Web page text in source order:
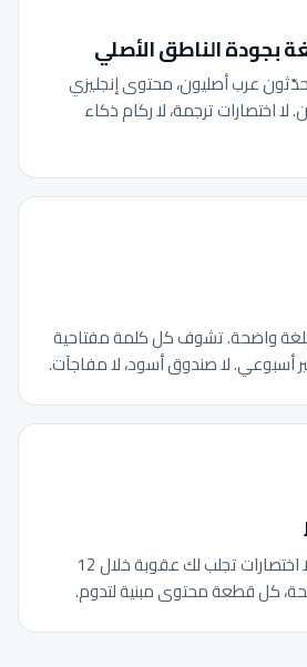
بجودة الناطق الأصلي
عرب أصليون، محتوى إنجليزي
لا اختصارات ترجمة، لا ركام ذكاء
بلغة واضحة. تشوف كل كلمة مفتاحية
أسبوعي. لا صندوق أسود، لا مفاجآت.
لا PBN، لا مزارع روابط، لا اختصارات تجلب لك عقوبة خلال 12
كل قطعة محتوى مبنية لتدوم.